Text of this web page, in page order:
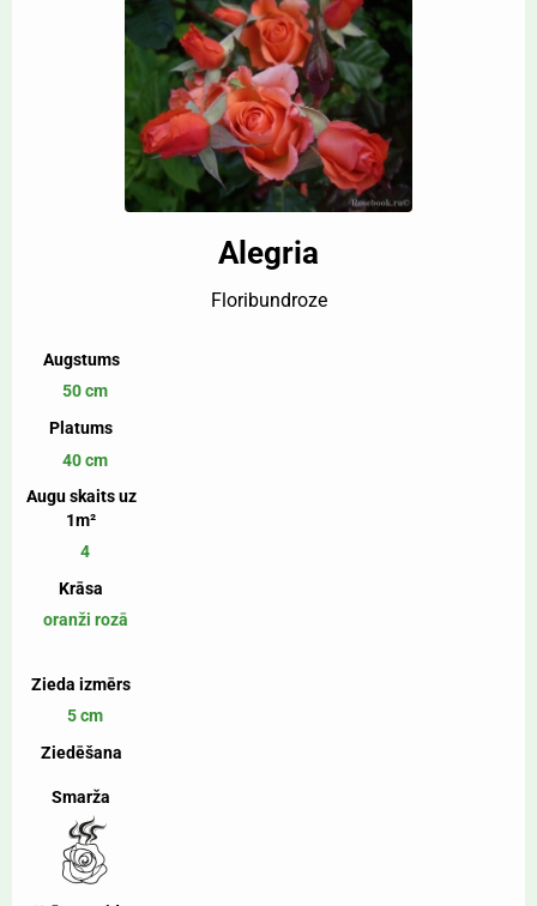
Alegria
Floribundroze
Augstums
50 cm
Platums
40 cm
Augu skaits uz
1m²
4
Krāsa
oranži rozā
Zieda izmērs
5 cm
Ziedēšana
Smarža